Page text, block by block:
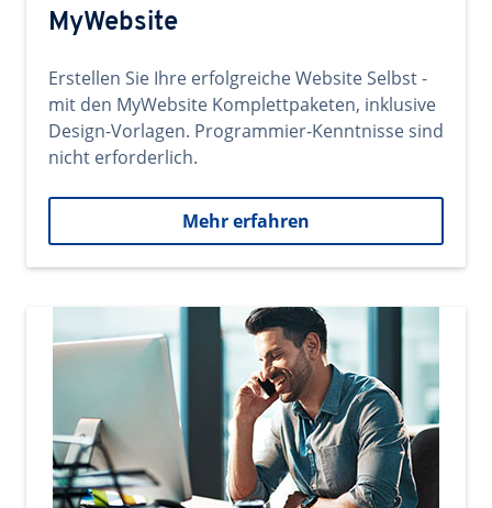
MyWebsite
Erstellen Sie Ihre erfolgreiche Website Selbst -
mit den MyWebsite Komplettpaketen, inklusive
Design-Vorlagen. Programmier-Kenntnisse sind
nicht erforderlich.
Mehr erfahren